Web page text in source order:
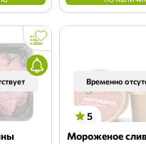
Временно
5
Мороженое